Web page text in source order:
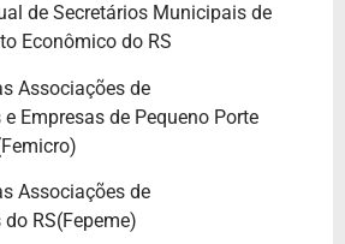
de Secretários Municipais de
Econômico do RS
Associações de
Empresas de Pequeno Porte
Associações de
RS(Fepeme)